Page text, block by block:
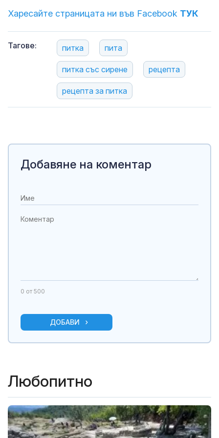
Харесайте страницата ни във Facebook ТУК
Тагове: питка пита
питка със сирене рецепта
рецепта за питка
Добавяне на коментар
0 от 500
ДОБАВИ
Любопитно